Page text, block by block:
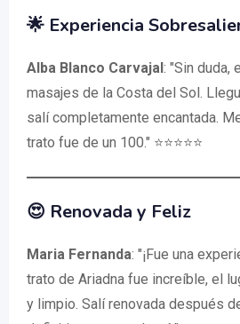
🌟 Experiencia
Alba Blanco Carvajal: "Sin duda,
masajes de la Costa del Sol.
salí completamente encantada.
trato fue de un 100." ⭐⭐⭐⭐⭐
😍 Renovada y Feliz
Maria Fernanda: "¡Fue una
trato de Ariadna fue increíble, el
y limpio. Salí renovada después